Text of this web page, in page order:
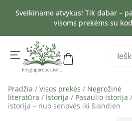
Sveikiname atvykus! Tik dabar –
visoms prekėms su
Pradžia / Visos prekės / Negrožinė
literatūra / Istorija / Pasaulio istorija
istorija – nuo senovės iki šiandien